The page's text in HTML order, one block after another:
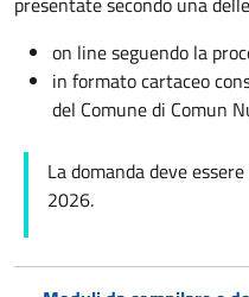
on line seguendo la
in formato cartaceo
del Comune di Comun
La domanda deve
2026.